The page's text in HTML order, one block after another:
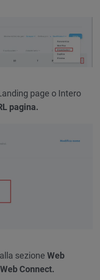
page o Intero
pagina.
sezione Web
Connect.